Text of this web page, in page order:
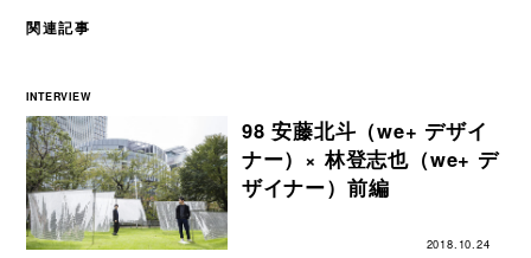
関連記事
INTERVIEW
98 安藤北斗（we+ デザイ
ナー）× 林登志也（we+ デ
ザイナー）前編
2018.10.24